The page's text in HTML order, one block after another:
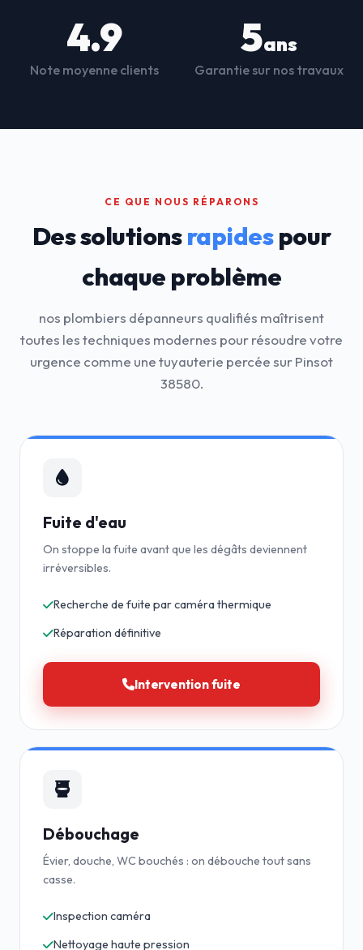
4.9
Note moyenne clients
5ans
Garantie sur nos travaux
CE QUE NOUS RÉPARONS
Des solutionsrapidespour
chaque problème
nos plombiers dépanneurs qualifiés maîtrisent
toutes les techniques modernes pour résoudre votre
urgence comme une tuyauterie percée sur Pinsot
38580.
Fuite d'eau
On stoppe la fuite avant que les dégâts deviennent
irréversibles.
Recherche de fuite par caméra thermique
Réparation définitive
Intervention fuite
Débouchage
Évier, douche, WC bouchés : on débouche tout sans
casse.
Inspection caméra
Nettoyage haute pression